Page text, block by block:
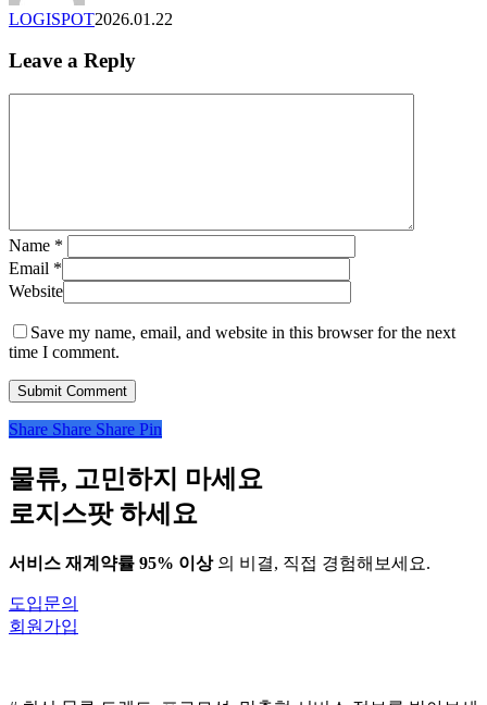
화
문
실
편
함’
라
인
업
대
마
출
트
완
LOGISPOT2026.01.22
Leave a Reply
Name *
Email *
Website
Save my name, email, and website in this browser for the next
time I comment.
Share Share Share Pin
물류, 고민하지 마세요
로지스팟 하세요
서비스 재계약률 95% 이상의 비결, 직접 경험해보세요.
도입문의
회원가입